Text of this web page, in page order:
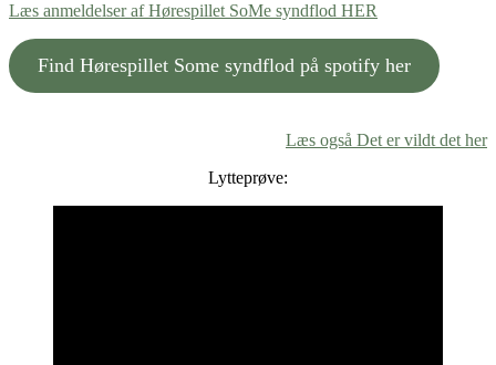
Læs anmeldelser af Hørespillet SoMe syndflod HER
Find Hørespillet Some syndflod på spotify her
Læs også Det er vildt det her
Lytteprøve: